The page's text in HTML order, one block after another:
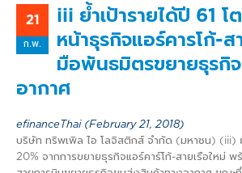
21
ก.พ.
iii ย้ำเป้ารายได้ปี 61 โ
หน้าธุรกิจแอร์คารโก้-ส
มือพันธมิตรขยายธุรกิ
อากาศ
efinanceThai (February 21, 2018)
บริษัท ทริพเพิล ไอ โลจิสติกส์ จำกัด (มหาชน) (iii) ย้
20% จากการขยายธุรกิจแอร์คาร์โก้-สายเรือใหม่